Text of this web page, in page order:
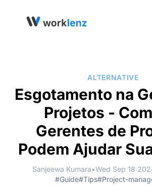
ALTERNATIVE
Esgotamento na
Projetos -
Gerentes de
Podem Ajudar
Sanjeewa Kumara•Wed Sep 18
#Guide#Tips#Project-